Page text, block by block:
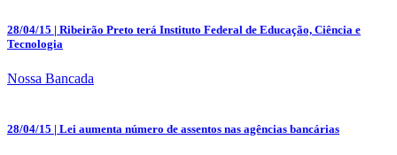
28/04/15 | Ribeirão Preto terá Instituto Federal de Educação, Ciência e
Tecnologia
Nossa Bancada
28/04/15 | Lei aumenta número de assentos nas agências bancárias